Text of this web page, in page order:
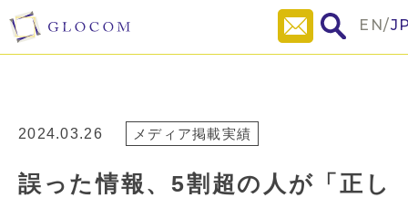
EN/
2024.03.26 メディア掲載実績
誤った情報、5割超の人が「正し